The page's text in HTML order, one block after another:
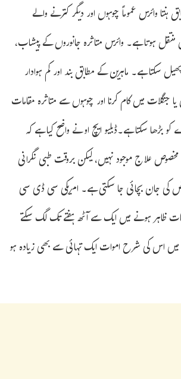
وائرس عموماً چوہوں اور دیگر کترنے والے
ہوتا ہے۔ وائرس متاثرہ جانوروں کے پیشاب،
سکتا ہے۔ ماہرین کے مطابق بند اور کم ہوادار
جنگلات میں کام کرنا اور چوہوں سے متاثرہ مقامات
بڑھا سکتا ہے۔ڈبلیو ایچ او نے واضح کیا ہے کہ
علاج موجود نہیں، لیکن بروقت طبی نگرانی
کی جان بچائی جا سکتی ہے۔ امریکی سی ڈی سی
ظاہر ہونے میں ایک سے آٹھ ہفتے تک لگ سکتے
اس کی شرح اموات ایک تہائی سے بھی زیادہ ہو